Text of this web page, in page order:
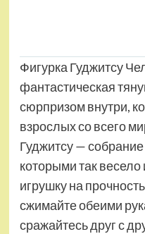
Фигурка Гуджитсу
фантастическая
сюрпризом внутри,
взрослых со всего
Гуджитсу —
которыми так весело
игрушку на
сжимайте обеими
сражайтесь друг с